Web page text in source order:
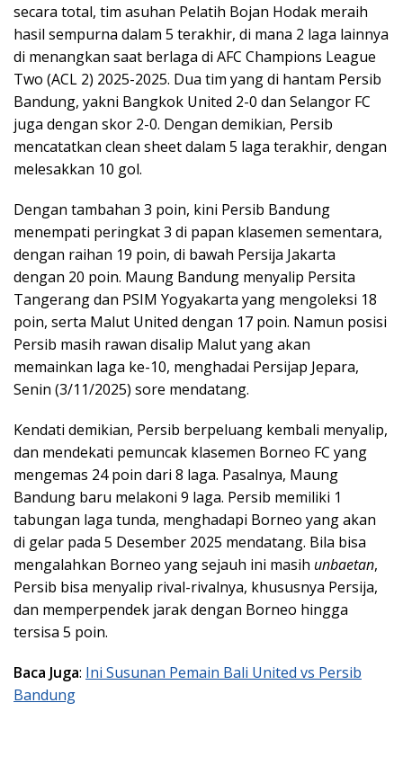
secara total, tim asuhan Pelatih Bojan Hodak meraih
hasil sempurna dalam 5 terakhir, di mana 2 laga lainnya
di menangkan saat berlaga di AFC Champions League
Two (ACL 2) 2025-2025. Dua tim yang di hantam Persib
Bandung, yakni Bangkok United 2-0 dan Selangor FC
juga dengan skor 2-0. Dengan demikian, Persib
mencatatkan clean sheet dalam 5 laga terakhir, dengan
melesakkan 10 gol.
Dengan tambahan 3 poin, kini Persib Bandung
menempati peringkat 3 di papan klasemen sementara,
dengan raihan 19 poin, di bawah Persija Jakarta
dengan 20 poin. Maung Bandung menyalip Persita
Tangerang dan PSIM Yogyakarta yang mengoleksi 18
poin, serta Malut United dengan 17 poin. Namun posisi
Persib masih rawan disalip Malut yang akan
memainkan laga ke-10, menghadai Persijap Jepara,
Senin (3/11/2025) sore mendatang.
Kendati demikian, Persib berpeluang kembali menyalip,
dan mendekati pemuncak klasemen Borneo FC yang
mengemas 24 poin dari 8 laga. Pasalnya, Maung
Bandung baru melakoni 9 laga. Persib memiliki 1
tabungan laga tunda, menghadapi Borneo yang akan
di gelar pada 5 Desember 2025 mendatang. Bila bisa
mengalahkan Borneo yang sejauh ini masih unbaetan,
Persib bisa menyalip rival-rivalnya, khususnya Persija,
dan memperpendek jarak dengan Borneo hingga
tersisa 5 poin.
Baca Juga: Ini Susunan Pemain Bali United vs Persib
Bandung